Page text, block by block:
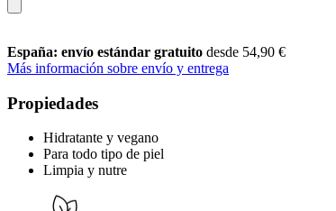
España: envío estándar gratuito desde 54,90 €
Más información sobre envío y entrega
Propiedades
Hidratante y vegano
Para todo tipo de piel
Limpia y nutre